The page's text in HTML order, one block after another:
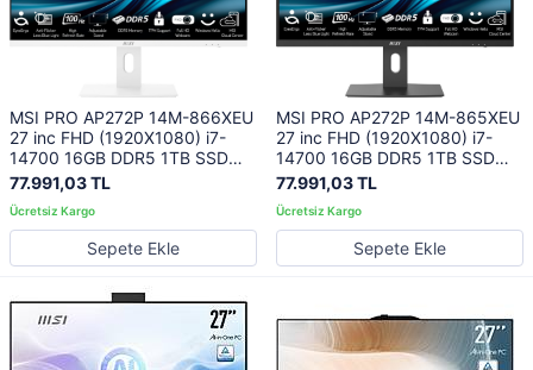
MSI PRO AP272P 14M-866XEU
27 inc FHD (1920X1080) i7-
14700 16GB DDR5 1TB SSD
FDOS BEYAZ AIO PC
77.991,03 TL
Sepete Ekle
MSI PRO AP272P 14M-865XEU
27 inc FHD (1920X1080) i7-
14700 16GB DDR5 1TB SSD
FDOS SIYAH AIO PC
77.991,03 TL
Sepete Ekle